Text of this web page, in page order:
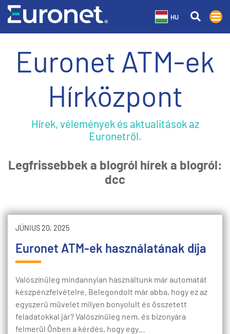
HU
Euronet ATM-ek
Hírközpont
Hírek, vélemények és aktualitások az
Euronetről.
Legfrissebbek a blogról hírek a blogról:
dcc
JÚNIUS 20, 2025
Euronet ATM-ek használatának díja
Valószínűleg mindannyian használtunk már automatát
készpénzfelvételre. Belegondolt már abba, hogy ez az
egyszerű művelet milyen bonyolult és összetett
feladatokkal jár? Valószínűleg nem, és bizonyára
felmerül Önben a kérdés, hogy egy…